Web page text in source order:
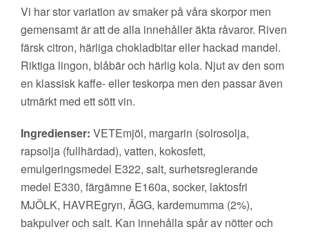
Vi har stor variation av smaker på våra skorpor men
gemensamt är att de alla innehåller äkta råvaror. Riven
färsk citron, härliga chokladbitar eller hackad mandel.
Riktiga lingon, blåbär och härlig kola. Njut av den som
en klassisk kaffe- eller teskorpa men den passar även
utmärkt med ett sött vin.
Ingredienser: VETEmjöl, margarin (solrosolja,
rapsolja (fullhärdad), vatten, kokosfett,
emulgeringsmedel E322, salt, surhetsreglerande
medel E330, färgämne E160a, socker, laktosfri
MJÖLK, HAVREgryn, ÄGG, kardemumma (2%),
bakpulver och salt. Kan innehålla spår av nötter och